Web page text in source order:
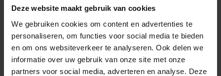
Deze website maakt gebruik van cookies
We gebruiken cookies om content en advertenties te
personaliseren, om functies voor social media te bieden
en om ons websiteverkeer te analyseren. Ook delen we
informatie over uw gebruik van onze site met onze
partners voor social media, adverteren en analyse. Deze